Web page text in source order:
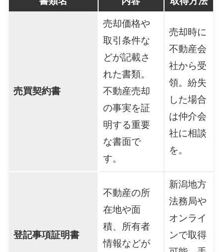
売買契約書
売却価格や
取引条件な
どが記載さ
れた書類。
不動産売却
の事実を証
明する重要
な書面で
す。
売却時に
不動産会
社から受
領。紛失
した場合
は仲介会
社に相談
を。
登記事項証明書
不動産の所
在地や面
積、所有者
情報などが
新潟地方
法務局や
オンライ
ンで取得